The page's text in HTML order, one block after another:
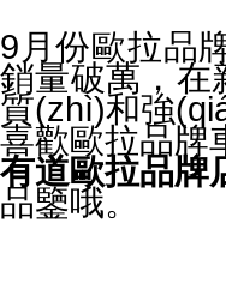
9月份歐拉品
銷量破萬
質(zhì)和強
喜歡歐拉品牌
有道歐拉品牌
品鑒哦。